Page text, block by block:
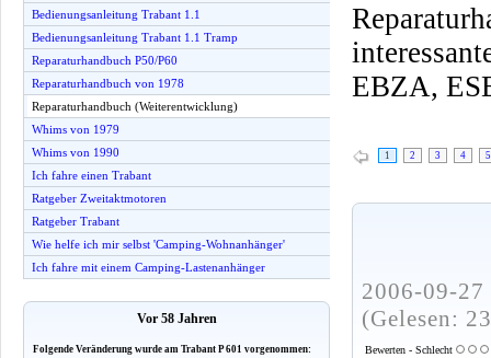
Bedienungsanleitung Trabant 1.1
Bedienungsanleitung Trabant 1.1 Tramp
Reparaturhandbuch P50/P60
Reparaturhandbuch von 1978
Reparaturhandbuch (Weiterentwicklung)
Whims von 1979
Whims von 1990
Ich fahre einen Trabant
Ratgeber Zweitaktmotoren
Ratgeber Trabant
Wie helfe ich mir selbst 'Camping-Wohnanhänger'
Ich fahre mit einem Camping-Lastenanhänger
Vor 58 Jahren
Folgende Veränderung wurde am Trabant P 601 vorgenommen:
EBZA,
1 2 3 4 5
2006-09-
(Gelesen:
Bewerten - Schlecht